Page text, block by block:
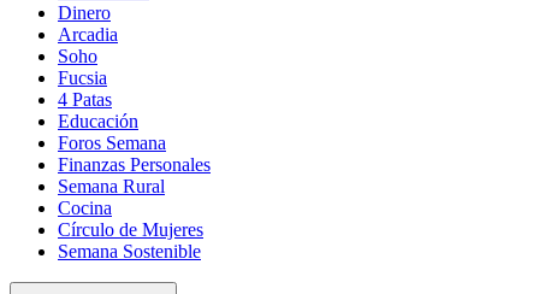
Dinero
Arcadia
Soho
in
new
window
Fucsia
in
new
window
4 Patas
Educación
Foros Semana
Finanzas Personales
Semana Rural
Cocina
Círculo de Mujeres
Semana Sostenible